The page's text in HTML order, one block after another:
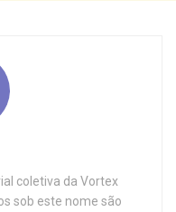
coletiva da Vortex
sob este nome são